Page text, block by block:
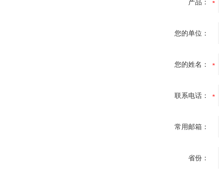
产品：
您的单位：
您的姓名：
联系电话：
常用邮箱：
省份：